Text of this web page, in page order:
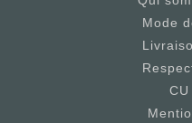
Mode
CU